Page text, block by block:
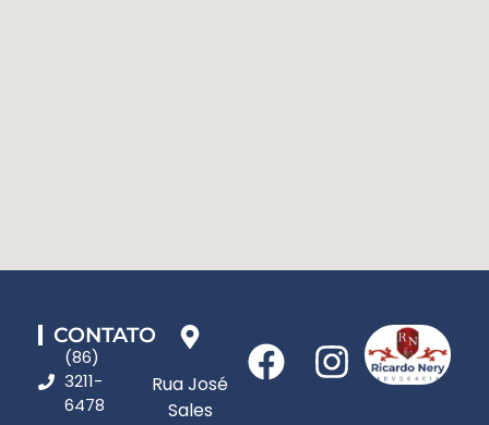
(86)
3211-
6478
CONTATO
Rua José
Sales